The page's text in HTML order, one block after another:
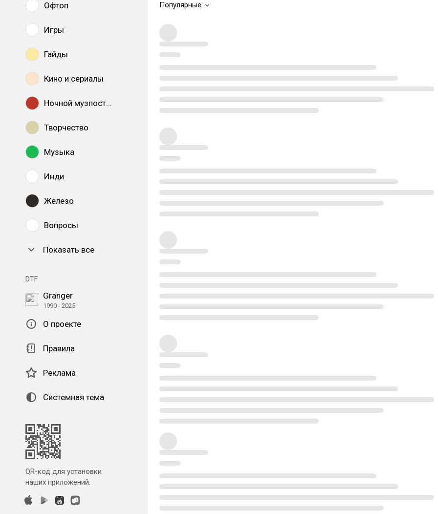
Офтоп
Игры
Гайды
Кино и сериалы
Ночной музпостинг
Творчество
Музыка
Инди
Железо
Вопросы
Показать все
DTF
Granger
1990 - 2025
О проекте
Правила
Реклама
Системная тема
QR-код для установки
наших приложений.
Популярные